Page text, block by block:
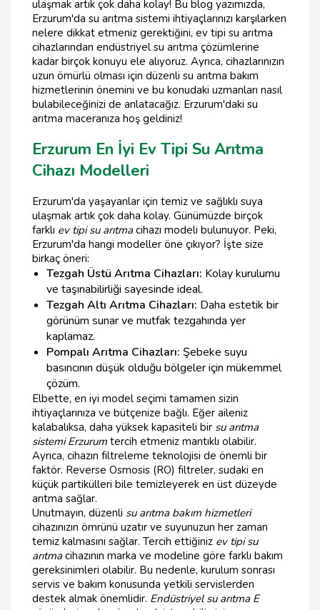
ulaşmak artık çok daha kolay! Bu blog yazımızda,
Erzurum'da su arıtma sistemi ihtiyaçlarınızı karşılarken
nelere dikkat etmeniz gerektiğini, ev tipi su arıtma
cihazlarından endüstriyel su arıtma çözümlerine
kadar birçok konuyu ele alıyoruz. Ayrıca, cihazlarınızın
uzun ömürlü olması için düzenli su arıtma bakım
hizmetlerinin önemini ve bu konudaki uzmanları nasıl
bulabileceğinizi de anlatacağız. Erzurum'daki su
arıtma maceranıza hoş geldiniz!
Erzurum En İyi Ev Tipi Su Arıtma
Cihazı Modelleri
Erzurum'da yaşayanlar için temiz ve sağlıklı suya
ulaşmak artık çok daha kolay. Günümüzde birçok
farklı ev tipi su arıtmacihazı modeli bulunuyor. Peki,
Erzurum'da hangi modeller öne çıkıyor? İşte size
birkaç öneri:
Tezgah Üstü Arıtma Cihazları: Kolay kurulumu
ve taşınabilirliği sayesinde ideal.
Tezgah Altı Arıtma Cihazları: Daha estetik bir
görünüm sunar ve mutfak tezgahında yer
kaplamaz.
Pompalı Arıtma Cihazları: Şebeke suyu
basıncının düşük olduğu bölgeler için mükemmel
çözüm.
Elbette, en iyi model seçimi tamamen sizin
ihtiyaçlarınıza ve bütçenize bağlı. Eğer aileniz
kalabalıksa, daha yüksek kapasiteli bir su arıtma
sistemi Erzurum tercih etmeniz mantıklı olabilir.
Ayrıca, cihazın filtreleme teknolojisi de önemli bir
faktör. Reverse Osmosis (RO) filtreler, sudaki en
küçük partikülleri bile temizleyerek en üst düzeyde
arıtma sağlar.
Unutmayın, düzenli su arıtma bakım hizmetleri
cihazınızın ömrünü uzatır ve suyunuzun her zaman
temiz kalmasını sağlar. Tercih ettiğiniz ev tipi su
arıtmacihazının marka ve modeline göre farklı bakım
gereksinimleri olabilir. Bu nedenle, kurulum sonrası
servis ve bakım konusunda yetkili servislerden
destek almak önemlidir. Endüstriyel su arıtma E